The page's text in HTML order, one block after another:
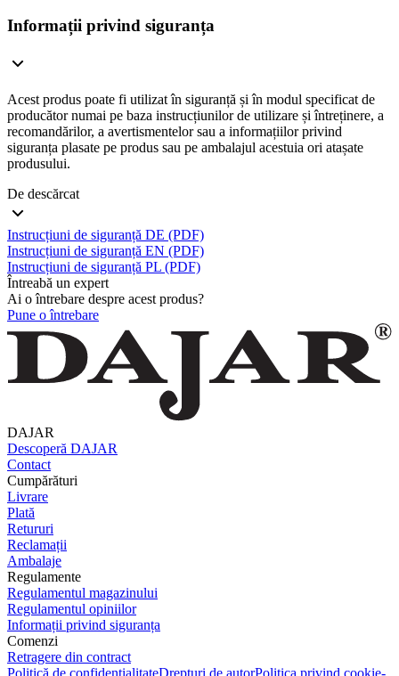
Informații privind siguranța
Acest produs poate fi utilizat în siguranță și în modul specificat de
producător numai pe baza instrucțiunilor de utilizare și întreținere, a
recomandărilor, a avertismentelor sau a informațiilor privind
siguranța plasate pe produs sau pe ambalajul acestuia ori atașate
produsului.
De descărcat
Instrucțiuni de siguranță DE (PDF)
Instrucțiuni de siguranță EN (PDF)
Instrucțiuni de siguranță PL (PDF)
Întreabă un expert
Ai o întrebare despre acest produs?
Pune o întrebare
DAJAR
Descoperă DAJAR
Contact
Cumpărături
Livrare
Plată
Retururi
Reclamații
Ambalaje
Regulamente
Regulamentul magazinului
Regulamentul opiniilor
Informații privind siguranța
Comenzi
Retragere din contract